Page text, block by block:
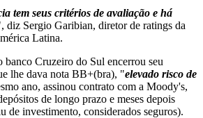
tem seus critérios de avaliação e há
diz Sergio Garibian, diretor de ratings da
Latina.
Cruzeiro do Sul encerrou seu
lhe dava nota BB+(bra), "elevado risco de
ano, assinou contrato com a Moody's,
de longo prazo e meses depois
de investimento, considerados seguros).